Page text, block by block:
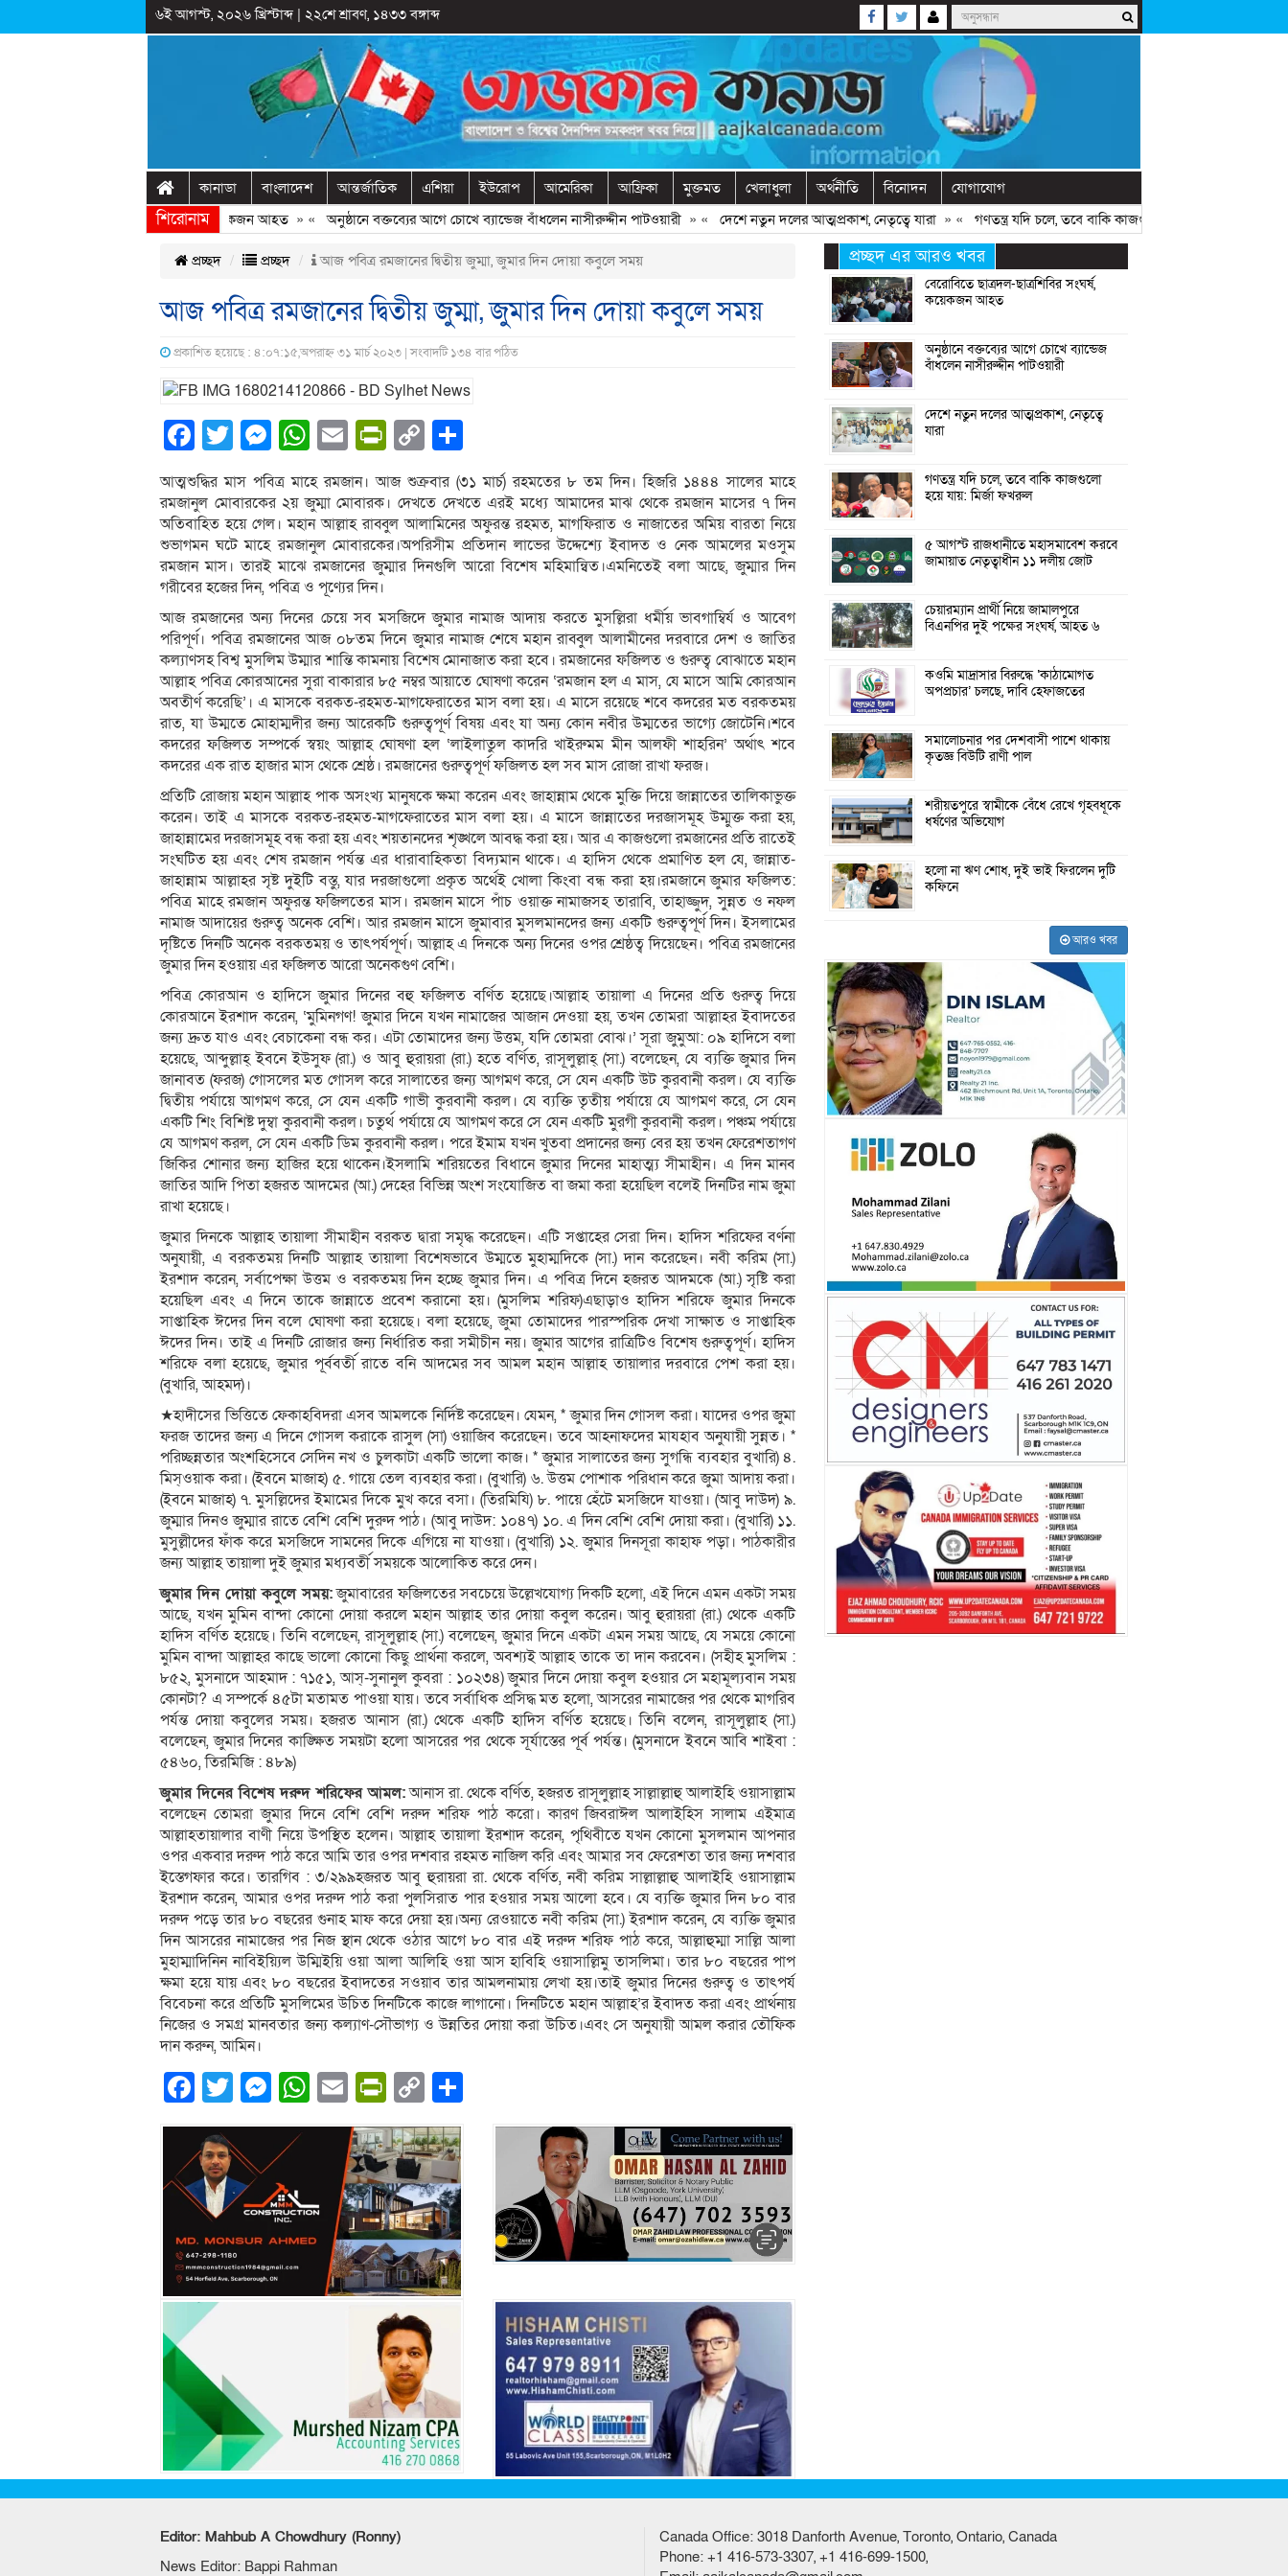
৬ই আগস্ট, ২০২৬ খ্রিস্টাব্দ| ২২শে শ্রাবণ, ১৪৩৩ বঙ্গাব্দ
কানাডা বাংলাদেশ আন্তর্জাতিক এশিয়া ইউরোপ আমেরিকা আফ্রিকা মুক্তমত খেলাধুলা অর্থনীতি বিনোদন যোগাযোগ
শিরোনাম
ছাত্রদল-ছাত্রশিবির সংঘর্ষ, কয়েকজন আহত» « অনুষ্ঠানে বক্তব্যের আগে চোখে ব্যান্ডেজ বাঁধলেন নাসীরুদ্দীন পাটওয়ারী» « দেশে নতুন দলের আত্মপ্রকাশ, নেতৃত্বে যারা» « গণতন্ত্র যদি চলে, তবে বাকি কাজগুলো হয়ে যায়: মির্জা ফখরুল
প্রচ্ছদ প্রচ্ছদ আজ পবিত্র রমজানের দ্বিতীয় জুম্মা, জুমার দিন দোয়া কবুলে সময়
আজ পবিত্র রমজানের দ্বিতীয় জুম্মা, জুমার দিন দোয়া কবুলে সময়
প্রকাশিত হয়েছে : ৪:০৭:১৫,অপরাহ্ন ৩১ মার্চ ২০২৩ | সংবাদটি ১৩৪ বার পঠিত
Facebook
Twitter
Messenger
WhatsApp
EmailPrintFriendly
Copy
Link
আত্মশুদ্ধির মাস পবিত্র মাহে রমজান। আজ শুক্রবার (৩১ মার্চ) রহমতের ৮ তম দিন। হিজরি ১৪৪৪ সালের মাহে
রমজানুল মোবারকের ২য় জুম্মা মোবারক। দেখতে দেখতে এরই মধ্যে আমাদের মাঝ থেকে রমজান মাসের ৭ দিন
অতিবাহিত হয়ে গেল। মহান আল্লাহ রাব্বুল আলামিনের অফুরন্ত রহমত, মাগফিরাত ও নাজাতের অমিয় বারতা নিয়ে
শুভাগমন ঘটে মাহে রমজানুল মোবারকের।অপরিসীম প্রতিদান লাভের উদ্দেশ্যে ইবাদত ও নেক আমলের মওসুম
রমজান মাস। তারই মাঝে রমজানের জুম্মার দিনগুলি আরো বিশেষ মহিমান্বিত।এমনিতেই বলা আছে, জুম্মার দিন
গরীবের হজের দিন, পবিত্র ও পূণ্যের দিন।
আজ রমজানের অন্য দিনের চেয়ে সব মসজিদে জুমার নামাজ আদায় করতে মুসল্লিরা ধর্মীয় ভাবগাম্বির্য ও আবেগ
পরিপূর্ণ। পবিত্র রমজানের আজ ০৮তম দিনে জুমার নামাজ শেষে মহান রাব্বুল আলামীনের দরবারে দেশ ও জাতির
কল্যাণসহ বিশ্ব মুসলিম উম্মার শান্তি কামনায় বিশেষ মোনাজাত করা হবে। রমজানের ফজিলত ও গুরুত্ব বোঝাতে মহান
আল্লাহ পবিত্র কোরআনের সুরা বাকারার ৮৫ নম্বর আয়াতে ঘোষণা করেন ‘রমজান হল এ মাস, যে মাসে আমি কোরআন
অবতীর্ণ করেছি’। এ মাসকে বরকত-রহমত-মাগফেরাতের মাস বলা হয়। এ মাসে রয়েছে শবে কদরের মত বরকতময়
রাত, যা উম্মতে মোহাম্মদীর জন্য আরেকটি গুরুত্বপূর্ণ বিষয় এবং যা অন্য কোন নবীর উম্মতের ভাগ্যে জোটেনি।শবে
কদরের ফজিলত সম্পর্কে স্বয়ং আল্লাহ ঘোষণা হল ‘লাইলাতুল কাদরি খাইরুমম মীন আলফী শাহরিন’ অর্থাৎ শবে
কদরের এক রাত হাজার মাস থেকে শ্রেষ্ঠ। রমজানের গুরুত্বপূর্ণ ফজিলত হল সব মাস রোজা রাখা ফরজ।
প্রতিটি রোজায় মহান আল্লাহ পাক অসংখ্য মানুষকে ক্ষমা করেন এবং জাহান্নাম থেকে মুক্তি দিয়ে জান্নাতের তালিকাভুক্ত
করেন। তাই এ মাসকে বরকত-রহমত-মাগফেরাতের মাস বলা হয়। এ মাসে জান্নাতের দরজাসমূহ উম্মুক্ত করা হয়,
জাহান্নামের দরজাসমূহ বন্ধ করা হয় এবং শয়তানদের শৃঙ্খলে আবদ্ধ করা হয়। আর এ কাজগুলো রমজানের প্রতি রাতেই
সংঘটিত হয় এবং শেষ রমজান পর্যন্ত এর ধারাবাহিকতা বিদ্যমান থাকে। এ হাদিস থেকে প্রমাণিত হল যে, জান্নাত-
জাহান্নাম আল্লাহর সৃষ্ট দুইটি বস্তু, যার দরজাগুলো প্রকৃত অর্থেই খোলা কিংবা বন্ধ করা হয়।রমজানে জুমার ফজিলত:
পবিত্র মাহে রমজান অফুরন্ত ফজিলতের মাস। রমজান মাসে পাঁচ ওয়াক্ত নামাজসহ তারাবি, তাহাজ্জুদ, সুন্নত ও নফল
নামাজ আদায়ের গুরুত্ব অনেক বেশি। আর রমজান মাসে জুমাবার মুসলমানদের জন্য একটি গুরুত্বপূর্ণ দিন। ইসলামের
দৃষ্টিতে দিনটি অনেক বরকতময় ও তাৎপর্যপূর্ণ। আল্লাহ এ দিনকে অন্য দিনের ওপর শ্রেষ্ঠত্ব দিয়েছেন। পবিত্র রমজানের
জুমার দিন হওয়ায় এর ফজিলত আরো অনেকগুণ বেশি।
পবিত্র কোরআন ও হাদিসে জুমার দিনের বহু ফজিলত বর্ণিত হয়েছে।আল্লাহ তায়ালা এ দিনের প্রতি গুরুত্ব দিয়ে
কোরআনে ইরশাদ করেন, ‘মুমিনগণ! জুমার দিনে যখন নামাজের আজান দেওয়া হয়, তখন তোমরা আল্লাহর ইবাদতের
জন্য দ্রুত যাও এবং বেচাকেনা বন্ধ কর। এটা তোমাদের জন্য উত্তম, যদি তোমরা বোঝ।’ সূরা জুমুআ: ০৯ হাদিসে বলা
হয়েছে, আব্দুল্লাহ্ ইবনে ইউসুফ (রা.) ও আবু হুরায়রা (রা.) হতে বর্ণিত, রাসূলুল্লাহ্ (সা.) বলেছেন, যে ব্যক্তি জুমার দিন
জানাবত (ফরজ) গোসলের মত গোসল করে সালাতের জন্য আগমণ করে, সে যেন একটি উট কুরবানী করল। যে ব্যক্তি
দ্বিতীয় পর্যায়ে আগমণ করে, সে যেন একটি গাভী কুরবানী করল। যে ব্যক্তি তৃতীয় পর্যায়ে যে আগমণ করে, সে যেন
একটি শিং বিশিষ্ট দুম্বা কুরবানী করল। চতুর্থ পর্যায়ে যে আগমণ করে সে যেন একটি মুরগী কুরবানী করল। পঞ্চম পর্যায়ে
যে আগমণ করল, সে যেন একটি ডিম কুরবানী করল। পরে ইমাম যখন খুতবা প্রদানের জন্য বের হয় তখন ফেরেশতাগণ
জিকির শোনার জন্য হাজির হয়ে থাকেন।ইসলামি শরিয়তের বিধানে জুমার দিনের মাহাত্ম্য সীমাহীন। এ দিন মানব
জাতির আদি পিতা হজরত আদমের (আ.) দেহের বিভিন্ন অংশ সংযোজিত বা জমা করা হয়েছিল বলেই দিনটির নাম জুমা
রাখা হয়েছে।
জুমার দিনকে আল্লাহ তায়ালা সীমাহীন বরকত দ্বারা সমৃদ্ধ করেছেন। এটি সপ্তাহের সেরা দিন। হাদিস শরিফের বর্ণনা
অনুযায়ী, এ বরকতময় দিনটি আল্লাহ তায়ালা বিশেষভাবে উম্মতে মুহাম্মদিকে (সা.) দান করেছেন। নবী করিম (সা.)
ইরশাদ করেন, সর্বাপেক্ষা উত্তম ও বরকতময় দিন হচ্ছে জুমার দিন। এ পবিত্র দিনে হজরত আদমকে (আ.) সৃষ্টি করা
হয়েছিল এবং এ দিনে তাকে জান্নাতে প্রবেশ করানো হয়। (মুসলিম শরিফ)এছাড়াও হাদিস শরিফে জুমার দিনকে
সাপ্তাহিক ঈদের দিন বলে ঘোষণা করা হয়েছে। বলা হয়েছে, জুমা তোমাদের পারস্পরিক দেখা সাক্ষাত ও সাপ্তাহিক
ঈদের দিন। তাই এ দিনটি রোজার জন্য নির্ধারিত করা সমীচীন নয়। জুমার আগের রাত্রিটিও বিশেষ গুরুত্বপূর্ণ। হাদিস
শরিফে বলা হয়েছে, জুমার পূর্ববর্তী রাতে বনি আদমের সব আমল মহান আল্লাহ তায়ালার দরবারে পেশ করা হয়।
(বুখারি, আহমদ)।
★হাদীসের ভিত্তিতে ফেকাহবিদরা এসব আমলকে নির্দিষ্ট করেছেন। যেমন, * জুমার দিন গোসল করা। যাদের ওপর জুমা
ফরজ তাদের জন্য এ দিনে গোসল করাকে রাসুল (সা) ওয়াজিব করেছেন। তবে আহনাফদের মাযহাব অনুযায়ী সুন্নত। *
পরিচ্ছন্নতার অংশহিসেবে সেদিন নখ ও চুলকাটা একটি ভালো কাজ। * জুমার সালাতের জন্য সুগন্ধি ব্যবহার বুখারি) ৪.
মিস্ওয়াক করা। (ইবনে মাজাহ) ৫. গায়ে তেল ব্যবহার করা। (বুখারি) ৬. উত্তম পোশাক পরিধান করে জুমা আদায় করা।
(ইবনে মাজাহ) ৭. মুসল্লিদের ইমামের দিকে মুখ করে বসা। (তিরমিযি) ৮. পায়ে হেঁটে মসজিদে যাওয়া। (আবু দাউদ) ৯.
জুম্মার দিনও জুম্মার রাতে বেশি বেশি দুরুদ পাঠ। (আবু দাউদ: ১০৪৭) ১০. এ দিন বেশি বেশি দোয়া করা। (বুখারি) ১১.
মুসুল্লীদের ফাঁক করে মসজিদে সামনের দিকে এগিয়ে না যাওয়া। (বুখারি) ১২. জুমার দিনসূরা কাহাফ পড়া। পাঠকারীর
জন্য আল্লাহ তায়ালা দুই জুমার মধ্যবর্তী সময়কে আলোকিত করে দেন।
জুমার দিন দোয়া কবুলে সময়:জুমাবারের ফজিলতের সবচেয়ে উল্লেখযোগ্য দিকটি হলো, এই দিনে এমন একটা সময়
আছে, যখন মুমিন বান্দা কোনো দোয়া করলে মহান আল্লাহ তার দোয়া কবুল করেন। আবু হুরায়রা (রা.) থেকে একটি
হাদিস বর্ণিত হয়েছে। তিনি বলেছেন, রাসূলুল্লাহ (সা.) বলেছেন, জুমার দিনে একটা এমন সময় আছে, যে সময়ে কোনো
মুমিন বান্দা আল্লাহর কাছে ভালো কোনো কিছু প্রার্থনা করলে, অবশ্যই আল্লাহ তাকে তা দান করবেন। (সহীহ মুসলিম :
৮৫২, মুসনাদে আহমাদ : ৭১৫১, আস্-সুনানুল কুবরা : ১০২৩৪) জুমার দিনে দোয়া কবুল হওয়ার সে মহামূল্যবান সময়
কোনটা? এ সম্পর্কে ৪৫টা মতামত পাওয়া যায়। তবে সর্বাধিক প্রসিদ্ধ মত হলো, আসরের নামাজের পর থেকে মাগরিব
পর্যন্ত দোয়া কবুলের সময়। হজরত আনাস (রা.) থেকে একটি হাদিস বর্ণিত হয়েছে। তিনি বলেন, রাসূলুল্লাহ (সা.)
বলেছেন, জুমার দিনের কাঙ্ক্ষিত সময়টা হলো আসরের পর থেকে সূর্যাস্তের পূর্ব পর্যন্ত। (মুসনাদে ইবনে আবি শাইবা :
৫৪৬০, তিরমিজি : ৪৮৯)
জুমার দিনের বিশেষ দরুদ শরিফের আমল:আনাস রা. থেকে বর্ণিত, হজরত রাসূলুল্লাহ সাল্লাল্লাহু আলাইহি ওয়াসাল্লাম
বলেছেন তোমরা জুমার দিনে বেশি বেশি দরুদ শরিফ পাঠ করো। কারণ জিবরাঈল আলাইহিস সালাম এইমাত্র
আল্লাহতায়ালার বাণী নিয়ে উপস্থিত হলেন। আল্লাহ তায়ালা ইরশাদ করেন, পৃথিবীতে যখন কোনো মুসলমান আপনার
ওপর একবার দরুদ পাঠ করে আমি তার ওপর দশবার রহমত নাজিল করি এবং আমার সব ফেরেশতা তার জন্য দশবার
ইস্তেগফার করে। তারগিব : ৩/২৯৯হজরত আবু হুরায়রা রা. থেকে বর্ণিত, নবী করিম সাল্লাল্লাহু আলাইহি ওয়াসাল্লাম
ইরশাদ করেন, আমার ওপর দরুদ পাঠ করা পুলসিরাত পার হওয়ার সময় আলো হবে। যে ব্যক্তি জুমার দিন ৮০ বার
দরুদ পড়ে তার ৮০ বছরের গুনাহ মাফ করে দেয়া হয়।অন্য রেওয়াতে নবী করিম (সা.) ইরশাদ করেন, যে ব্যক্তি জুমার
দিন আসরের নামাজের পর নিজ স্থান থেকে ওঠার আগে ৮০ বার এই দরুদ শরিফ পাঠ করে, আল্লাহুম্মা সাল্লি আলা
মুহাম্মাদিনিন নাবিইয়্যিল উম্মিইয়ি ওয়া আলা আলিহি ওয়া আস হাবিহি ওয়াসাল্লিমু তাসলিমা। তার ৮০ বছরের পাপ
ক্ষমা হয়ে যায় এবং ৮০ বছরের ইবাদতের সওয়াব তার আমলনামায় লেখা হয়।তাই জুমার দিনের গুরুত্ব ও তাৎপর্য
বিবেচনা করে প্রতিটি মুসলিমের উচিত দিনটিকে কাজে লাগানো। দিনটিতে মহান আল্লাহ’র ইবাদত করা এবং প্রার্থনায়
নিজের ও সমগ্র মানবতার জন্য কল্যাণ-সৌভাগ্য ও উন্নতির দোয়া করা উচিত।এবং সে অনুযায়ী আমল করার তৌফিক
দান করুন, আমিন।
Facebook
Twitter
Messenger
WhatsApp
EmailPrintFriendly
Copy
Link
প্রচ্ছদ এর আরও খবর
বেরোবিতে ছাত্রদল-ছাত্রশিবির সংঘর্ষ,
কয়েকজন আহত
অনুষ্ঠানে বক্তব্যের আগে চোখে ব্যান্ডেজ
বাঁধলেন নাসীরুদ্দীন পাটওয়ারী
দেশে নতুন দলের আত্মপ্রকাশ, নেতৃত্বে
যারা
গণতন্ত্র যদি চলে, তবে বাকি কাজগুলো
হয়ে যায়: মির্জা ফখরুল
৫ আগস্ট রাজধানীতে মহাসমাবেশ করবে
জামায়াত নেতৃত্বাধীন ১১ দলীয় জোট
চেয়ারম্যান প্রার্থী নিয়ে জামালপুরে
বিএনপির দুই পক্ষের সংঘর্ষ, আহত ৬
কওমি মাদ্রাসার বিরুদ্ধে ‘কাঠামোগত
অপপ্রচার’ চলছে, দাবি হেফাজতের
সমালোচনার পর দেশবাসী পাশে থাকায়
কৃতজ্ঞ বিউটি রাণী পাল
শরীয়তপুরে স্বামীকে বেঁধে রেখে গৃহবধূকে
ধর্ষণের অভিযোগ
হলো না ঋণ শোধ, দুই ভাই ফিরলেন দুটি
কফিনে
আরও খবর
Editor: Mahbub A Chowdhury (Ronny)
News Editor: Bappi Rahman
Canada Office: 3018 Danforth Avenue, Toronto, Ontario, Canada
Phone: +1 416-573-3307, +1 416-699-1500,